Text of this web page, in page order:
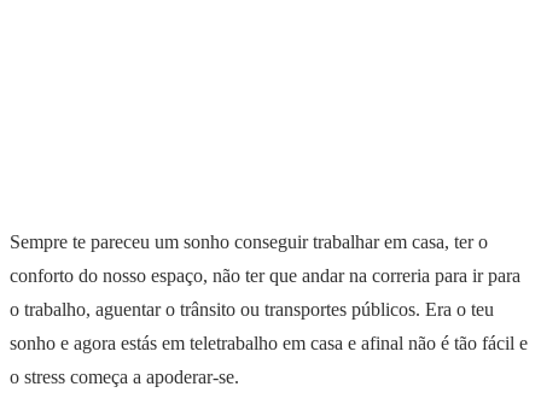
Sempre te pareceu um sonho conseguir trabalhar em casa, ter o
conforto do nosso espaço, não ter que andar na correria para ir para
o trabalho, aguentar o trânsito ou transportes públicos. Era o teu
sonho e agora estás em teletrabalho em casa e afinal não é tão fácil e
o stress começa a apoderar-se.